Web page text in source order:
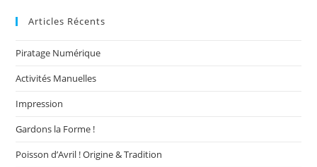
Articles Récents
Piratage Numérique
Activités Manuelles
Impression
Gardons la Forme !
Poisson d’Avril ! Origine & Tradition